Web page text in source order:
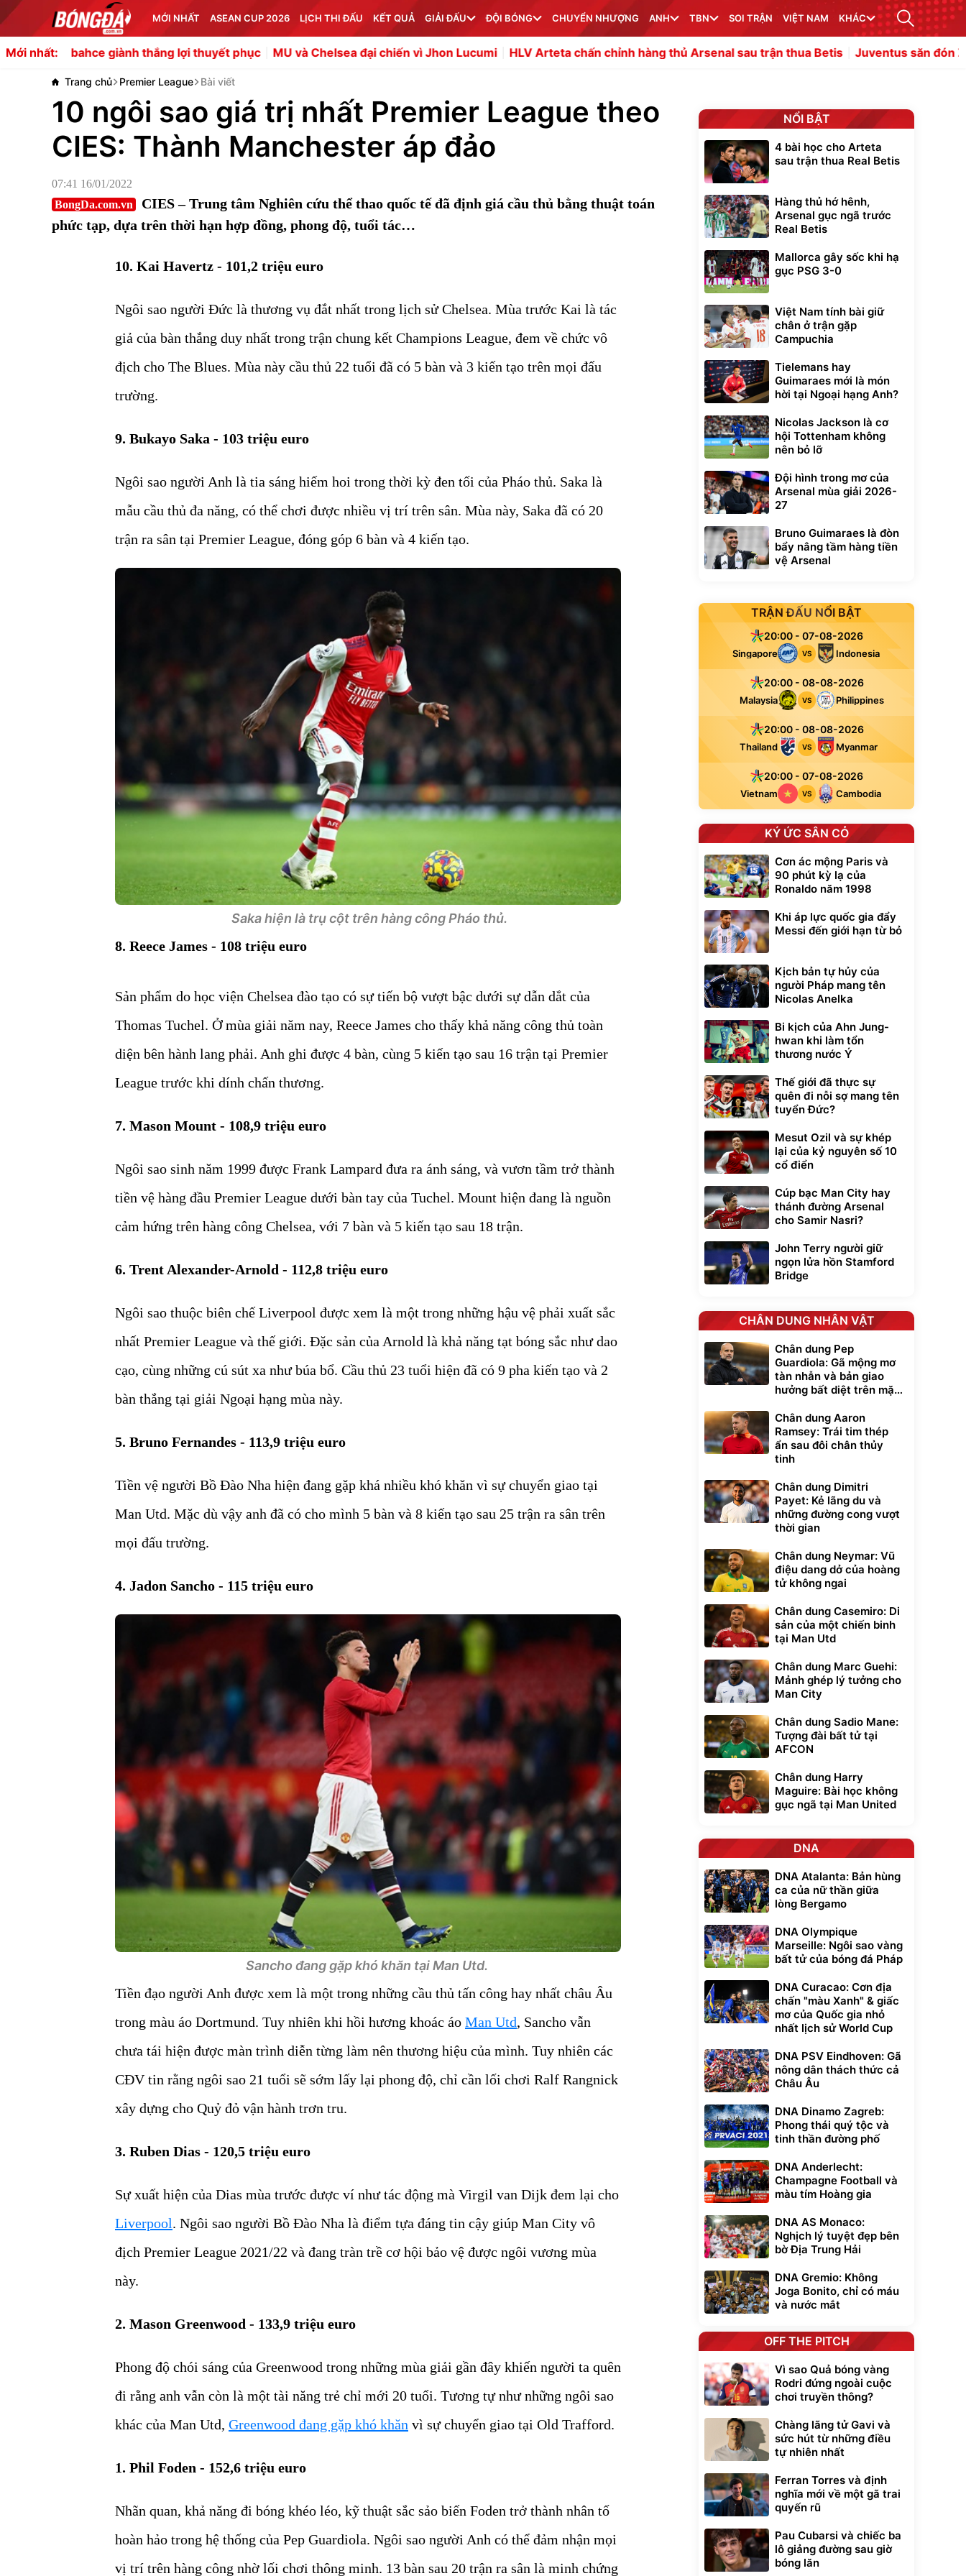
MỚI NHẤT ASEAN CUP 2026 LỊCH THI ĐẤU KẾT QUẢ GIẢI ĐẤU ĐỘI BÓNG CHUYỂN NHƯỢNG ANH TBN SOI TRẬN VIỆT NAM KHÁC
Mới nhất:giành thắng lợi thuyết phục MU và Chelsea đại chiến vì Jhon Lucumi HLV Arteta chấn chỉnh hàng thủ Arsenal sau trận thua Betis Juventus săn đón Zirkzee,
Trang chủ Premier League Bài viết
10 ngôi sao giá trị nhất Premier League theo
CIES: Thành Manchester áp đảo
07:41 16/01/2022
BongDa.com.vn
CIES – Trung tâm Nghiên cứu thể thao quốc tế đã định giá cầu thủ bằng thuật toán
phức tạp, dựa trên thời hạn hợp đồng, phong độ, tuổi tác…
10. Kai Havertz - 101,2 triệu euro
Ngôi sao người Đức là thương vụ đắt nhất trong lịch sử Chelsea. Mùa trước Kai là tác
giả của bàn thắng duy nhất trong trận chung kết Champions League, đem về chức vô
địch cho The Blues. Mùa này cầu thủ 22 tuổi đã có 5 bàn và 3 kiến tạo trên mọi đấu
trường.
9. Bukayo Saka - 103 triệu euro
Ngôi sao người Anh là tia sáng hiếm hoi trong thời kỳ đen tối của Pháo thủ. Saka là
mẫu cầu thủ đa năng, có thể chơi được nhiều vị trí trên sân. Mùa này, Saka đã có 20
trận ra sân tại Premier League, đóng góp 6 bàn và 4 kiến tạo.
Saka hiện là trụ cột trên hàng công Pháo thủ.
8. Reece James - 108 triệu euro
Sản phẩm do học viện Chelsea đào tạo có sự tiến bộ vượt bậc dưới sự dẫn dắt của
Thomas Tuchel. Ở mùa giải năm nay, Reece James cho thấy khả năng công thủ toàn
diện bên hành lang phải. Anh ghi được 4 bàn, cùng 5 kiến tạo sau 16 trận tại Premier
League trước khi dính chấn thương.
7. Mason Mount - 108,9 triệu euro
Ngôi sao sinh năm 1999 được Frank Lampard đưa ra ánh sáng, và vươn tầm trở thành
tiền vệ hàng đầu Premier League dưới bàn tay của Tuchel. Mount hiện đang là nguồn
cảm hứng trên hàng công Chelsea, với 7 bàn và 5 kiến tạo sau 18 trận.
6. Trent Alexander-Arnold - 112,8 triệu euro
Ngôi sao thuộc biên chế Liverpool được xem là một trong những hậu vệ phải xuất sắc
nhất Premier League và thế giới. Đặc sản của Arnold là khả năng tạt bóng sắc như dao
cạo, cùng những cú sút xa như búa bổ. Cầu thủ 23 tuổi hiện đã có 9 pha kiến tạo và 2
bàn thắng tại giải Ngoại hạng mùa này.
5. Bruno Fernandes - 113,9 triệu euro
Tiền vệ người Bồ Đào Nha hiện đang gặp khá nhiều khó khăn vì sự chuyển giao tại
Man Utd. Mặc dù vậy anh đã có cho mình 5 bàn và 8 kiến tạo sau 25 trận ra sân trên
mọi đấu trường.
4. Jadon Sancho - 115 triệu euro
Sancho đang gặp khó khăn tại Man Utd.
Tiền đạo người Anh được xem là một trong những cầu thủ tấn công hay nhất châu Âu
trong màu áo Dortmund. Tuy nhiên khi hồi hương khoác áo Man Utd, Sancho vẫn
chưa tái hiện được màn trình diễn từng làm nên thương hiệu của mình. Tuy nhiên các
CĐV tin rằng ngôi sao 21 tuổi sẽ sớm lấy lại phong độ, chỉ cần lối chơi Ralf Rangnick
xây dựng cho Quỷ đỏ vận hành trơn tru.
3. Ruben Dias - 120,5 triệu euro
Sự xuất hiện của Dias mùa trước được ví như tác động mà Virgil van Dijk đem lại cho
Liverpool. Ngôi sao người Bồ Đào Nha là điểm tựa đáng tin cậy giúp Man City vô
địch Premier League 2021/22 và đang tràn trề cơ hội bảo vệ được ngôi vương mùa
này.
2. Mason Greenwood - 133,9 triệu euro
Phong độ chói sáng của Greenwood trong những mùa giải gần đây khiến người ta quên
đi rằng anh vẫn còn là một tài năng trẻ chỉ mới 20 tuổi. Tương tự như những ngôi sao
khác của Man Utd, Greenwood đang gặp khó khăn vì sự chuyển giao tại Old Trafford.
1. Phil Foden - 152,6 triệu euro
Nhãn quan, khả năng đi bóng khéo léo, kỹ thuật sắc sảo biến Foden trở thành nhân tố
hoàn hảo trong hệ thống của Pep Guardiola. Ngôi sao người Anh có thể đảm nhận mọi
vị trí trên hàng công nhờ lối chơi thông minh. 13 bàn sau 20 trận ra sân là minh chứng
NỔI BẬT
4 bài học cho Arteta
sau trận thua Real Betis
Hàng thủ hớ hênh,
Arsenal gục ngã trước
Real Betis
Mallorca gây sốc khi hạ
gục PSG 3-0
Việt Nam tính bài giữ
chân ở trận gặp
Campuchia
Tielemans hay
Guimaraes mới là món
hời tại Ngoại hạng Anh?
Nicolas Jackson là cơ
hội Tottenham không
nên bỏ lỡ
Đội hình trong mơ của
Arsenal mùa giải 2026-
27
Bruno Guimaraes là đòn
bẩy nâng tầm hàng tiền
vệ Arsenal
TRẬN ĐẤU NỔI BẬT
20:00 - 07-08-2026
Singapore VS Indonesia
20:00 - 08-08-2026
Malaysia VS Philippines
20:00 - 08-08-2026
Thailand VS Myanmar
20:00 - 07-08-2026
Vietnam VS Cambodia
KÝ ỨC SÂN CỎ
Cơn ác mộng Paris và
90 phút kỳ lạ của
Ronaldo năm 1998
Khi áp lực quốc gia đẩy
Messi đến giới hạn từ bỏ
Kịch bản tự hủy của
người Pháp mang tên
Nicolas Anelka
Bi kịch của Ahn Jung-
hwan khi làm tổn
thương nước Ý
Thế giới đã thực sự
quên đi nỗi sợ mang tên
tuyển Đức?
Mesut Ozil và sự khép
lại của kỷ nguyên số 10
cổ điển
Cúp bạc Man City hay
thánh đường Arsenal
cho Samir Nasri?
John Terry người giữ
ngọn lửa hồn Stamford
Bridge
CHÂN DUNG NHÂN VẬT
Chân dung Pep
Guardiola: Gã mộng mơ
tàn nhẫn và bản giao
hưởng bất diệt trên mặt
Chân dung Aaron
Ramsey: Trái tim thép
ẩn sau đôi chân thủy
tinh
Chân dung Dimitri
Payet: Kẻ lãng du và
những đường cong vượt
thời gian
Chân dung Neymar: Vũ
điệu dang dở của hoàng
tử không ngai
Chân dung Casemiro: Di
sản của một chiến binh
tại Man Utd
Chân dung Marc Guehi:
Mảnh ghép lý tưởng cho
Man City
Chân dung Sadio Mane:
Tượng đài bất tử tại
AFCON
Chân dung Harry
Maguire: Bài học không
gục ngã tại Man United
DNA
DNA Atalanta: Bản hùng
ca của nữ thần giữa
lòng Bergamo
DNA Olympique
Marseille: Ngôi sao vàng
bất tử của bóng đá Pháp
DNA Curacao: Cơn địa
chấn "màu Xanh" & giấc
mơ của Quốc gia nhỏ
nhất lịch sử World Cup
DNA PSV Eindhoven: Gã
nông dân thách thức cả
Châu Âu
DNA Dinamo Zagreb:
Phong thái quý tộc và
tinh thần đường phố
DNA Anderlecht:
Champagne Football và
màu tím Hoàng gia
DNA AS Monaco:
Nghịch lý tuyệt đẹp bên
bờ Địa Trung Hải
DNA Gremio: Không
Joga Bonito, chỉ có máu
và nước mắt
OFF THE PITCH
Vì sao Quả bóng vàng
Rodri đứng ngoài cuộc
chơi truyền thông?
Chàng lãng tử Gavi và
sức hút từ những điều
tự nhiên nhất
Ferran Torres và định
nghĩa mới về một gã trai
quyến rũ
Pau Cubarsi và chiếc ba
lô giảng đường sau giờ
bóng lăn